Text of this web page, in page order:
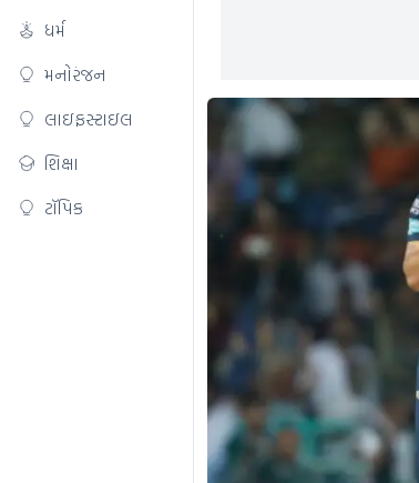
ધર્મ
મનોરંજન
લાઇફસ્ટાઇલ
શિક્ષા
ટૉપિક